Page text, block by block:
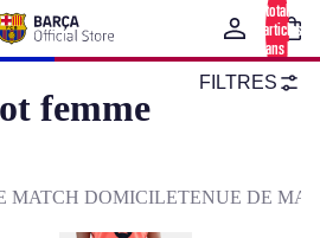
total
d’articles
dans le
femme
FILTRES
MATCH DOMICILETENUE DE